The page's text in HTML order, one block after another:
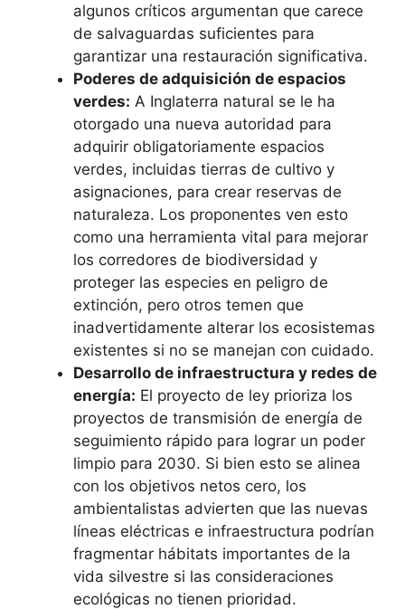
algunos críticos argumentan que carece
de salvaguardas suficientes para
garantizar una restauración significativa.
Poderes de adquisición de espacios
verdes: A Inglaterra natural se le ha
otorgado una nueva autoridad para
adquirir obligatoriamente espacios
verdes, incluidas tierras de cultivo y
asignaciones, para crear reservas de
naturaleza. Los proponentes ven esto
como una herramienta vital para mejorar
los corredores de biodiversidad y
proteger las especies en peligro de
extinción, pero otros temen que
inadvertidamente alterar los ecosistemas
existentes si no se manejan con cuidado.
Desarrollo de infraestructura y redes de
energía: El proyecto de ley prioriza los
proyectos de transmisión de energía de
seguimiento rápido para lograr un poder
limpio para 2030. Si bien esto se alinea
con los objetivos netos cero, los
ambientalistas advierten que las nuevas
líneas eléctricas e infraestructura podrían
fragmentar hábitats importantes de la
vida silvestre si las consideraciones
ecológicas no tienen prioridad.